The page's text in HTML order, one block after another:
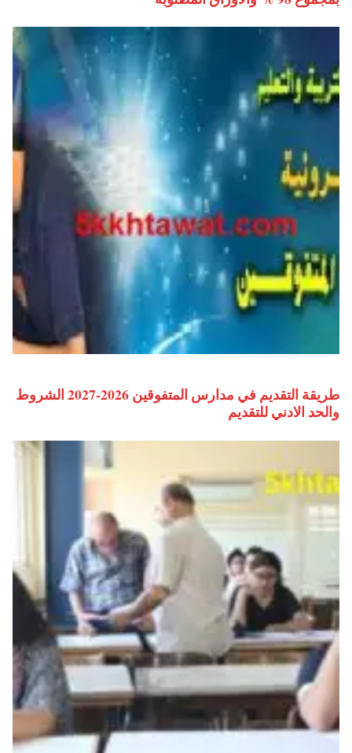
طريقة التقديم في مدارس المتفوقين 2026-2027 الشروط
والحد الادني للتقديم